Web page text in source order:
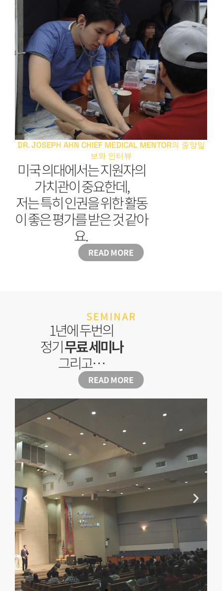
DR. JOSEPH AHN CHIEF MEDICAL MENTOR의 중앙일
보와 인터뷰
미국 의대에서는 지원자의
가치관이 중요한데,
저는 특히 인권을 위한 활동
이 좋은 평가를 받은 것 같아
요.
READ MORE
SEMINAR
1년에 두번의
정기무료 세미나
그리고…
READ MORE